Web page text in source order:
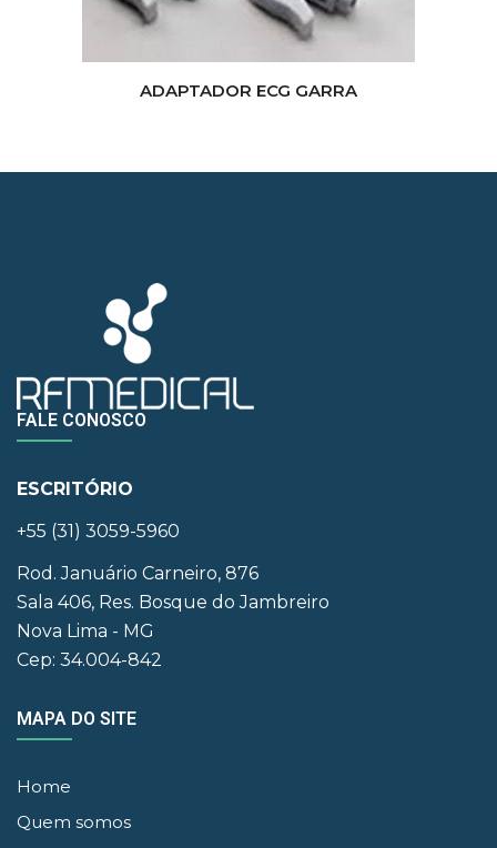
ADAPTADOR ECG GARRA
FALE CONOSCO
ESCRITÓRIO
+55 (31) 3059-5960
Rod. Januário Carneiro, 876
Sala 406, Res. Bosque do Jambreiro
Nova Lima - MG
Cep: 34.004-842
MAPA DO SITE
Home
Quem somos